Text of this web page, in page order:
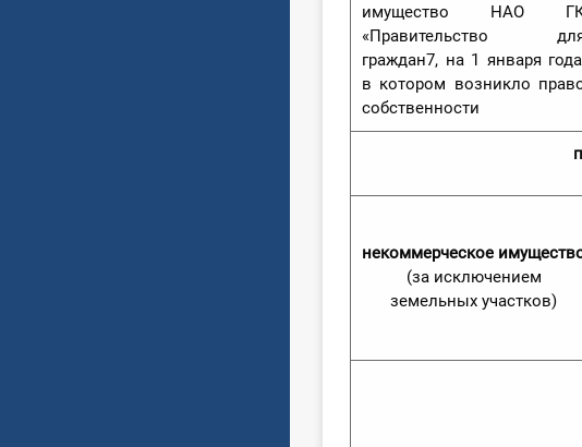
имущество НАО
«Правительство
граждан7, на 1 января
в котором возникло
собственности
некоммерческое
(за исключением
земельных участков)